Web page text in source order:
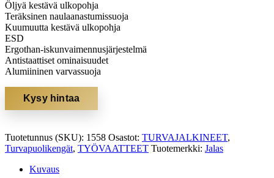
Öljyä kestävä ulkopohja
Teräksinen naulaanastumissuoja
Kuumuutta kestävä ulkopohja
ESD
Ergothan-iskunvaimennusjärjestelmä
Antistaattiset ominaisuudet
Alumiininen varvassuoja
Kysy hintaa
Tuotetunnus (SKU): 1558 Osastot: TURVAJALKINEET,
Turvapuolikengät, TYÖVAATTEET Tuotemerkki: Jalas
Kuvaus